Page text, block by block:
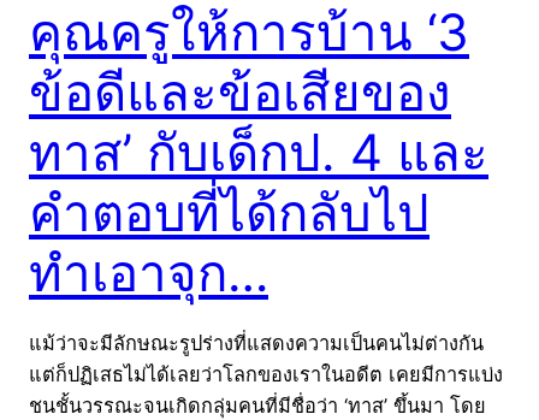
คุณครูให้การบ้าน ‘3
ข้อดีและข้อเสียของ
ทาส’ กับเด็กป. 4 และ
คำตอบที่ได้กลับไป
ทำเอาจุก…
แม้ว่าจะมีลักษณะรูปร่างที่แสดงความเป็นคนไม่ต่างกัน
แต่ก็ปฏิเสธไม่ได้เลยว่าโลกของเราในอดีต เคยมีการแบ่ง
ชนชั้นวรรณะจนเกิดกลุ่มคนที่มีชื่อว่า ‘ทาส’ ขึ้นมา โดย